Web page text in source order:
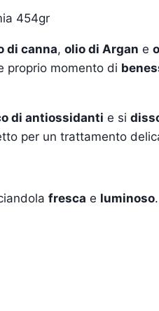
454gr
di canna, olio di Argan e
proprio momento di
di antiossidanti e si
per un trattamento
fresca e luminoso